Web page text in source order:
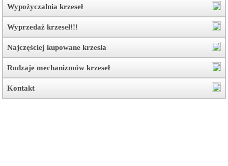
Wypożyczalnia krzeseł
Wyprzedaż krzeseł!!!
Najczęściej kupowane krzesła
Rodzaje mechanizmów krzeseł
Kontakt